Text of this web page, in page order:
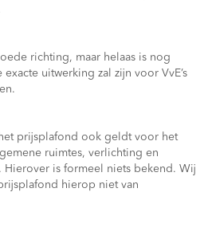
richting, maar helaas is nog
uitwerking zal zijn voor VvE’s
prijsplafond ook geldt voor het
ruimtes, verlichting en
is formeel niets bekend. Wij
hierop niet van